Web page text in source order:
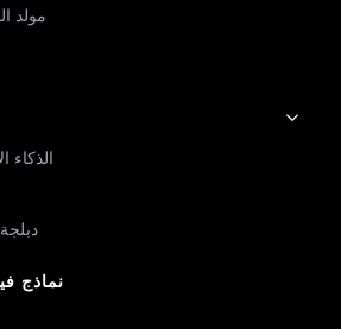
مولد
الذكاء
نماذج